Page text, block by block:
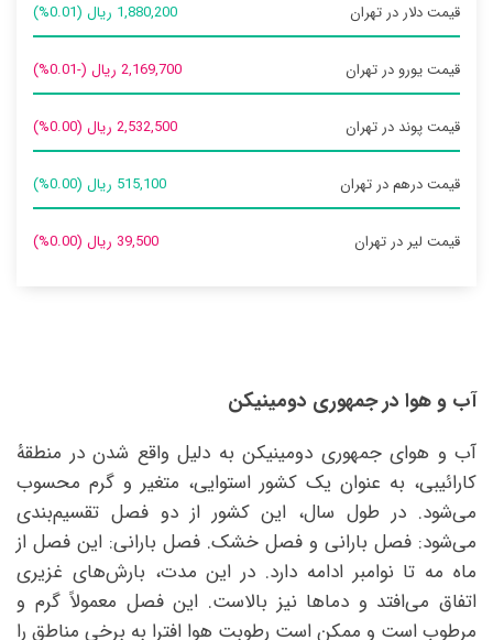
قیمت دلار در تهران 1,880,200 ریال (0.01%)
قیمت یورو در تهران 2,169,700 ریال (-0.01%)
قیمت پوند در تهران 2,532,500 ریال (0.00%)
قیمت درهم در تهران 515,100 ریال (0.00%)
قیمت لیر در تهران 39,500 ریال (0.00%)
آب و هوا در جمهوری دومینیکن
آب و هوای جمهوری دومینیکن به دلیل واقع شدن در منطقهٔ
کارائیبی، به عنوان یک کشور استوایی، متغیر و گرم محسوب
می‌شود. در طول سال، این کشور از دو فصل تقسیم‌بندی
می‌شود: فصل بارانی و فصل خشک. فصل بارانی: این فصل از
ماه مه تا نوامبر ادامه دارد. در این مدت، بارش‌های غزیری
اتفاق می‌افتد و دماها نیز بالاست. این فصل معمولاً گرم و
مرطوب است و ممکن است رطوبت هوا افترا به برخی مناطق را